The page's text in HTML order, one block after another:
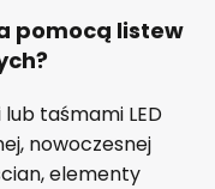
pomocą listew
taśmami LED
nowoczesnej
elementy